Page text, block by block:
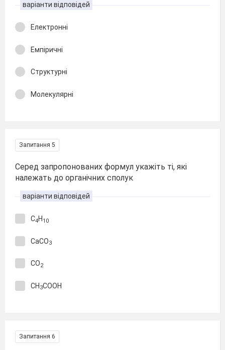
варіанти відповідей
Електронні
Емпіричні
Структурні
Молекулярні
Запитання 5
Серед запропонованих формул укажіть ті, які
належать до органічних сполук
варіанти відповідей
С4Н 10
СаСО3
СО2
СН3СООН
Запитання 6